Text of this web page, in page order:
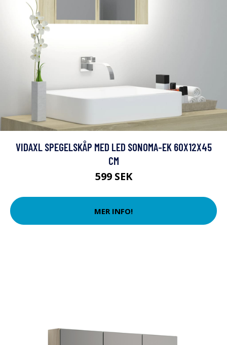
VIDAXL SPEGELSKÅP MED LED SONOMA-EK 60X12X45
CM
599 SEK
MER INFO!